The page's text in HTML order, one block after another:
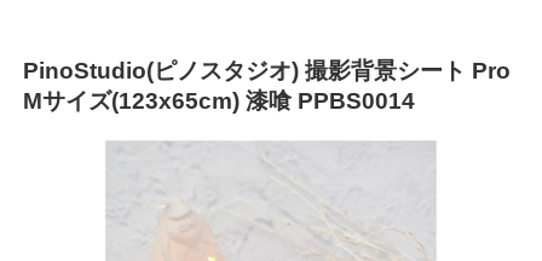
PinoStudio(ピノスタジオ) 撮影背景シート Pro
Mサイズ(123x65cm) 漆喰 PPBS0014